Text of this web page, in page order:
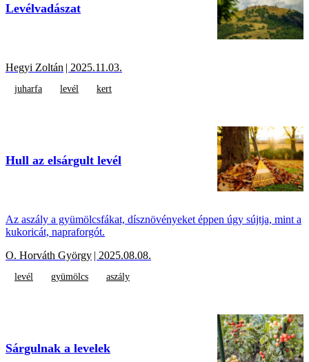
Levélvadászat
Hegyi Zoltán | 2025.11.03.
juharfa levél kert
Hull az elsárgult levél
Az aszály a gyümölcsfákat, dísznövényeket éppen úgy sújtja, mint a
kukoricát, napraforgót.
O. Horváth György | 2025.08.08.
levél gyümölcs aszály
Sárgulnak a levelek